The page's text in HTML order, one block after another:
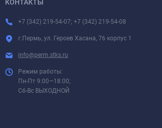
КОНТАКТЫ
+7 (342) 219-54-07; +7 (342) 219-54-08
г.Пермь, ул. Героев Хасана, 76 корпус 1
info@perm.stks.ru
Режим работы:
Пн-Пт 9:00—18:00;
Сб-Вс ВЫХОДНОЙ